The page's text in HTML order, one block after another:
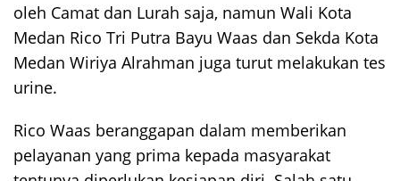
oleh Camat dan Lurah saja, namun Wali Kota
Medan Rico Tri Putra Bayu Waas dan Sekda Kota
Medan Wiriya Alrahman juga turut melakukan tes
urine.
Rico Waas beranggapan dalam memberikan
pelayanan yang prima kepada masyarakat